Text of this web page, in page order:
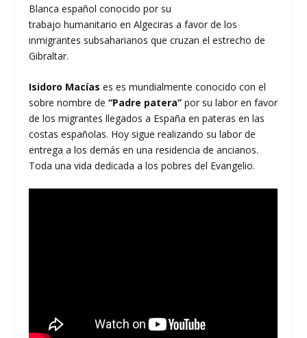
Blanca español conocido por su
trabajo humanitario en Algeciras a favor de los
inmigrantes subsaharianos que cruzan el estrecho de
Gibraltar.​
Isidoro Macíases es mundialmente conocido con el
sobre nombre de“Padre patera” por su labor en favor
de los migrantes llegados a España en pateras en las
costas españolas. Hoy sigue realizando su labor de
entrega a los demás en una residencia de ancianos.
Toda una vida dedicada a los pobres del Evangelio.